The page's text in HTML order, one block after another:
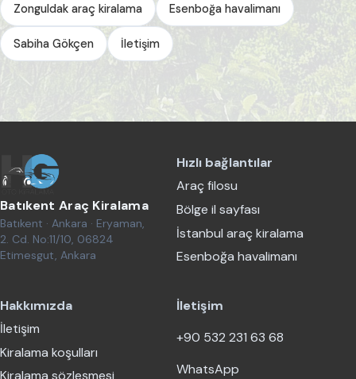
Zonguldak araç kiralama Esenboğa havalimanı
Sabiha Gökçen İletişim
Batıkent Araç Kiralama
Batıkent · Ankara · Eryaman,
2. Cd. No:11/10, 06824
Etimesgut, Ankara
Hızlı bağlantılar
Araç filosu
Bölge il sayfası
İstanbul araç kiralama
Esenboğa havalimanı
Hakkımızda
İletişim
Kiralama koşulları
İletişim
+90 532 231 63 68
WhatsApp